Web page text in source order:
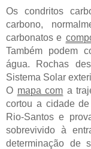
Os condritos
carbono,
carbonatos e
Também podem
água. Rochas
Sistema Solar
O mapa com a
cortou a cidade
Rio-Santos e
sobrevivido à
determinação de